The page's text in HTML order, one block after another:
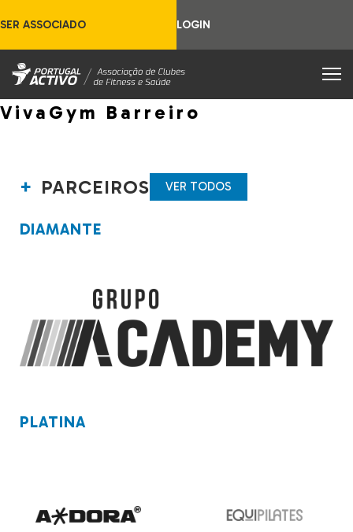
SER ASSOCIADO LOGIN
VivaGym Barreiro
PARCEIROS VER TODOS
DIAMANTE
PLATINA